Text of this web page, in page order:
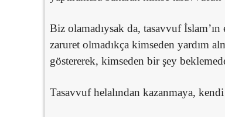
Biz olamadıysak da, tasavvuf
zaruret olmadıkça kimseden yardım
göstererek, kimseden bir şey
Tasavvuf helalından kazanmaya,